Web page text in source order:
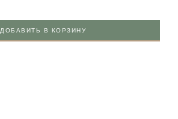
ДОБАВИТЬ В КОРЗИНУ